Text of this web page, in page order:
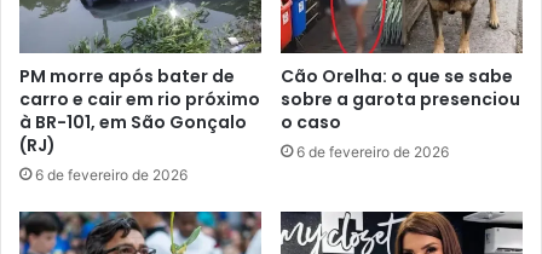
PM morre após bater de
carro e cair em rio próximo
à BR-101, em São Gonçalo
(RJ)
6 de fevereiro de 2026
Cão Orelha: o que se sabe
sobre a garota presenciou
o caso
6 de fevereiro de 2026